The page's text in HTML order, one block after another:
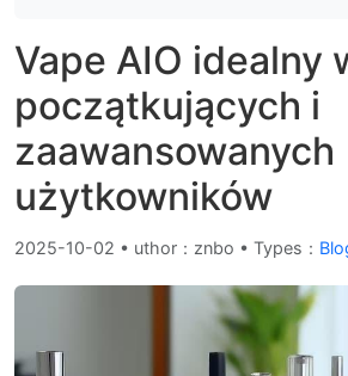
Vape AIO idealny
początkujących i
zaawansowanych
użytkowników
2025-10-02 • uthor：znbo • Types：